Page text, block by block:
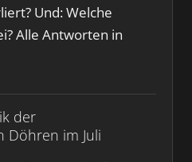
Und: Welche
Alle Antworten in
der
Döhren im Juli